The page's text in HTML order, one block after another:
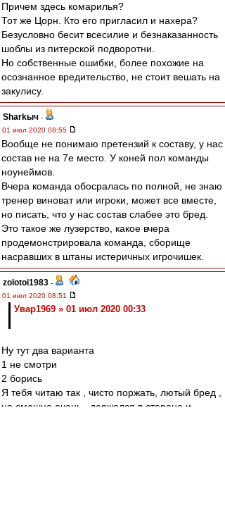
Причем здесь комарилья?
Тот же Цорн. Кто его пригласил и нахера?
Безусловно бесит всесилие и безнаказанность
шоблы из питерской подворотни.
Но собственные ошибки, более похожие на
осознанное вредительство, не стоит вешать на
закулису.
Sharkыч -
01 июл 2020 08:55
Вообще не понимаю претензий к составу, у нас
состав не на 7е место. У коней пол команды
ноунеймов.
Вчера команда обосралась по полной, не знаю
тренер виноват или игроки, может все вместе,
но писать, что у нас состав слабее это бред.
Это такое же лузерство, какое вчера
продемонстрировала команда, сборище
насравших в штаны истеричных игрочишек.
zolotoi1983 -
01 июл 2020 08:51
Увар1969 » 01 июл 2020 00:33
Ну тут два варианта
1 не смотри
2 борись
Я тебя читаю так , чисто поржать, лютый бред ,
но смешно очень , держался в стороне и